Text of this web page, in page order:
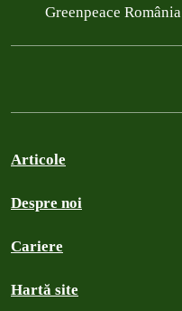
Greenpeace România
Articole
Despre noi
Cariere
Hartă site